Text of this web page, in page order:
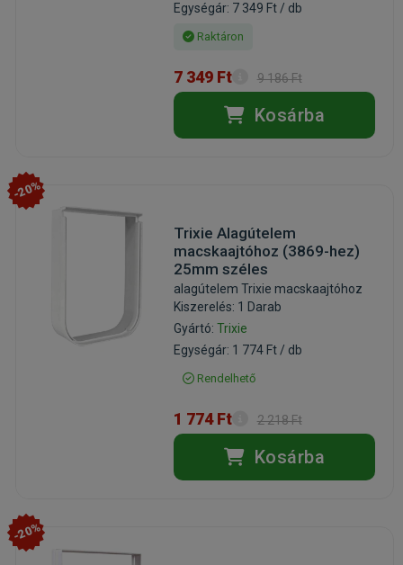
Egységár: 7 349 Ft / db
Raktáron
7 349 Ft 9 186 Ft
Kosárba
-20%
Trixie Alagútelem
macskaajtóhoz (3869-hez)
25mm széles
alagútelem Trixie macskaajtóhoz
Kiszerelés: 1 Darab
Gyártó: Trixie
Egységár: 1 774 Ft / db
Rendelhető
1 774 Ft 2 218 Ft
Kosárba
-20%